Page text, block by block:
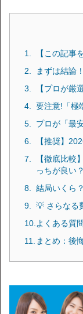
【この記事
まずは結論
【プロが厳
要注意!「極
プロが「最
【推奨】
【徹底比較
っちが良い？
結局いくら
💡 さらなる
よくある質
まとめ：後